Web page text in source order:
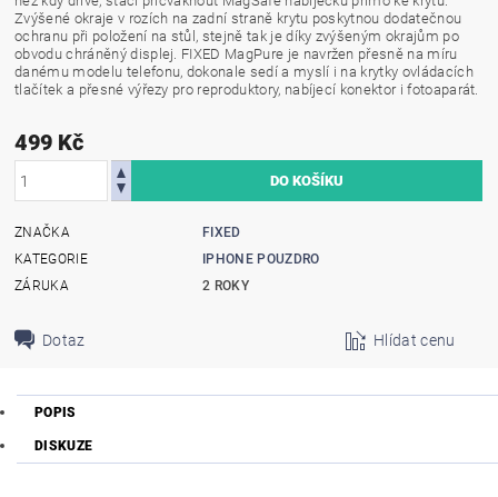
Zvýšené okraje v rozích na zadní straně krytu poskytnou dodatečnou
ochranu při položení na stůl, stejně tak je díky zvýšeným okrajům po
obvodu chráněný displej. FIXED MagPure je navržen přesně na míru
danému modelu telefonu, dokonale sedí a myslí i na krytky ovládacích
tlačítek a přesné výřezy pro reproduktory, nabíjecí konektor i fotoaparát.
499 Kč
ZNAČKA
FIXED
KATEGORIE
IPHONE POUZDRO
ZÁRUKA
2 ROKY
Dotaz Hlídat cenu
POPIS
DISKUZE